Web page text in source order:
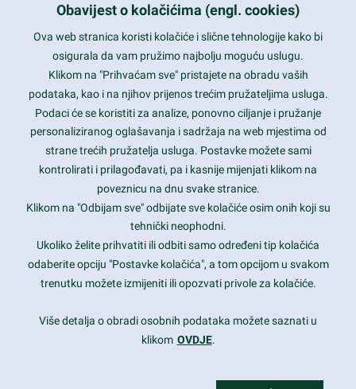
Latest trends and much more...
Contact Info
1600 Amphitheatre Parkway, Mountain View, CA 94043
prothemes.net@gmail.com
Daily: 9:00 am - 6:00 pm
Sunday: Closed
Copyright 2017FRESHFACE© All Rights Reserved
Obavijest o kolačićima (engl. cookies)
Ova web stranica koristi kolačiće i slične tehnologije kako bi
osigurala da vam pružimo najbolju moguću uslugu.
Klikom na "Prihvaćam sve" pristajete na obradu vaših
podataka, kao i na njihov prijenos trećim pružateljima usluga.
Podaci će se koristiti za analize, ponovno ciljanje i pružanje
personaliziranog oglašavanja i sadržaja na web mjestima od
strane trećih pružatelja usluga. Postavke možete sami
kontrolirati i prilagođavati, pa i kasnije mijenjati klikom na
poveznicu na dnu svake stranice.
Klikom na "Odbijam sve" odbijate sve kolačiće osim onih koji su
tehnički neophodni.
Ukoliko želite prihvatiti ili odbiti samo određeni tip kolačića
odaberite opciju "Postavke kolačića", a tom opcijom u svakom
trenutku možete izmijeniti ili opozvati privole za kolačiće.
Više detalja o obradi osobnih podataka možete saznati u
klikom OVDJE.